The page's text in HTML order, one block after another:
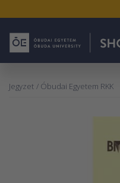
Jegyzet / Óbudai Egyetem RKK